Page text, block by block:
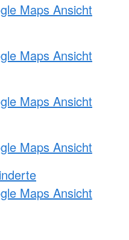
Maps Ansicht
Maps Ansicht
Maps Ansicht
Maps Ansicht
Maps Ansicht